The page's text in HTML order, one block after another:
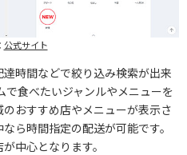
公式サイト
時間などで絞り込み検索が出来
で食べたいジャンルやメニューを
おすすめ店やメニューが表示さ
ら時間指定の配送が可能です。
中心となります。